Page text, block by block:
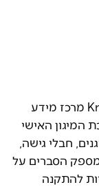
המדריך לעבודה בגובה של Kratos Safety מרכז מידע
המיגון האישי
חבלי גישה,
מספק הסברים על
להתקנה